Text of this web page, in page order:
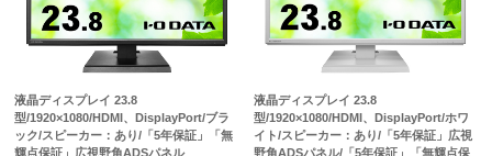
液晶ディスプレイ 23.8
型/1920×1080/HDMI、DisplayPort/ブラ
ック/スピーカー：あり/「5年保証」「無
輝点保証」広視野角ADSパネル
液晶ディスプレイ 23.8
型/1920×1080/HDMI、DisplayPort/ホワ
イト/スピーカー：あり/「5年保証」広視
野角ADSパネル/「5年保証」「無輝点保